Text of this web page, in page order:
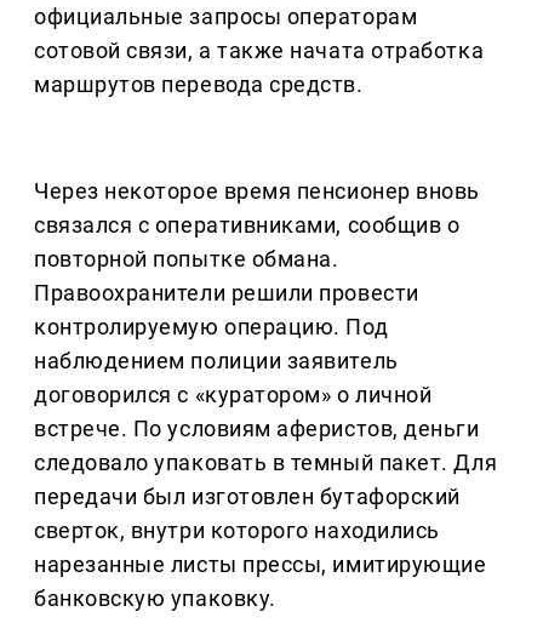
официальные запросы операторам
сотовой связи, а также начата отработка
маршрутов перевода средств.
Через некоторое время пенсионер вновь
связался с оперативниками, сообщив о
повторной попытке обмана.
Правоохранители решили провести
контролируемую операцию. Под
наблюдением полиции заявитель
договорился с «куратором» о личной
встрече. По условиям аферистов, деньги
следовало упаковать в темный пакет. Для
передачи был изготовлен бутафорский
сверток, внутри которого находились
нарезанные листы прессы, имитирующие
банковскую упаковку.